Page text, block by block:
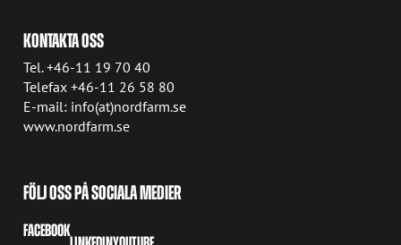
KONTAKTA OSS
Tel. +46-11 19 70 40
Telefax +46-11 26 58 80
E-mail: info(at)nordfarm.se
www.nordfarm.se
FÖLJ OSS PÅ SOCIALA MEDIER
FACEBOOK